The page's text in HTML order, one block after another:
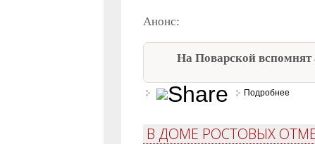
Анонс:
На Поварской вспомнят
Подробнее
В ДОМЕ РОСТОВЫХ